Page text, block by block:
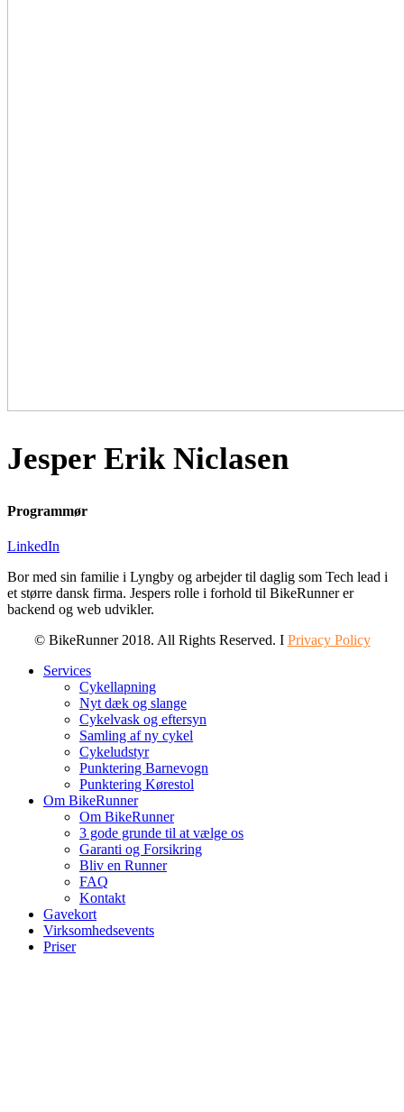
Jesper Erik Niclasen
Programmør
LinkedIn
Bor med sin familie i Lyngby og arbejder til daglig som Tech lead i
et større dansk firma. Jespers rolle i forhold til BikeRunner er
backend og web udvikler.
© BikeRunner 2018. All Rights Reserved. I Privacy Policy
Services
Cykellapning
Nyt dæk og slange
Cykelvask og eftersyn
Samling af ny cykel
Cykeludstyr
Punktering Barnevogn
Punktering Kørestol
Om BikeRunner
Om BikeRunner
3 gode grunde til at vælge os
Garanti og Forsikring
Bliv en Runner
FAQ
Kontakt
Gavekort
Virksomhedsevents
Priser